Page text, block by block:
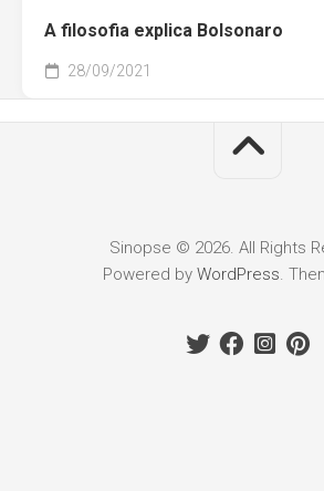
A filosofia explica Bolsonaro
28/09/2021
Sinopse © 2026. All Rights
Powered by WordPress.